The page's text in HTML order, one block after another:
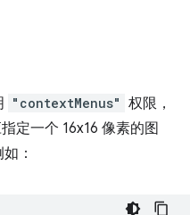
"contextMenus" 权限，
定一个 16x16 像素的图
：